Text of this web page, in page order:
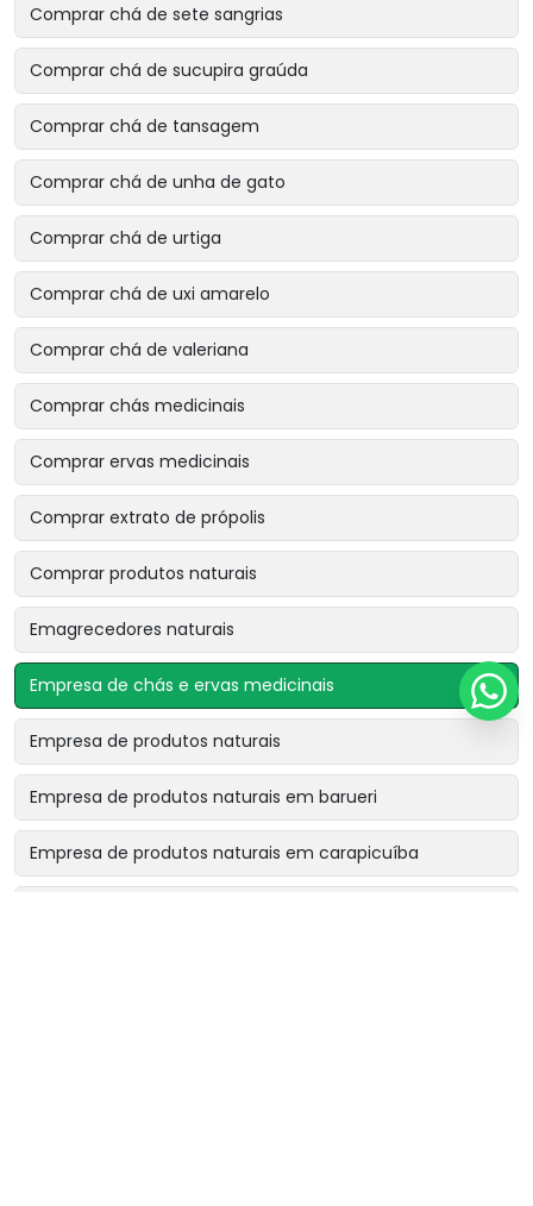
Comprar chá de sete sangrias
Comprar chá de sucupira graúda
Comprar chá de tansagem
Comprar chá de unha de gato
Comprar chá de urtiga
Comprar chá de uxi amarelo
Comprar chá de valeriana
Comprar chás medicinais
Comprar ervas medicinais
Comprar extrato de própolis
Comprar produtos naturais
Emagrecedores naturais
Empresa de chás e ervas medicinais
Empresa de produtos naturais
Empresa de produtos naturais em barueri
Empresa de produtos naturais em carapicuíba